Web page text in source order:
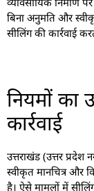
बिना अनुमति और
सीलिंग की कार्रवाई
नियमों का
कार्रवाई
उत्तराखंड (उत्तर
स्वीकृत मानचित्र और
है। ऐसे मामलों में